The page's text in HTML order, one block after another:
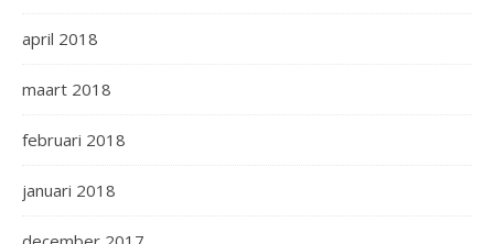
april 2018
maart 2018
februari 2018
januari 2018